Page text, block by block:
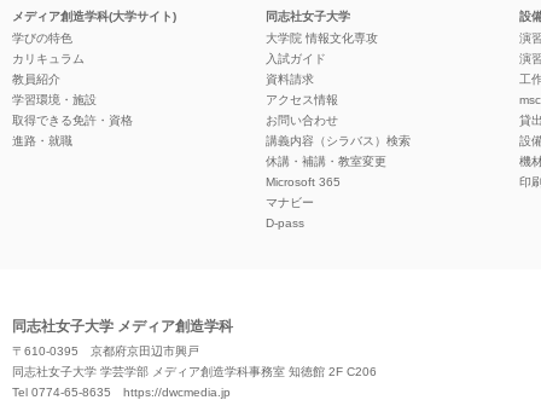
メディア創造学科(大学サイト)
学びの特色
カリキュラム
教員紹介
学習環境・施設
取得できる免許・資格
進路・就職
同志社女子大学
大学院 情報文化専攻
入試ガイド
資料請求
アクセス情報
お問い合わせ
講義内容（シラバス）検索
休講・補講・教室変更
Microsoft 365
マナビー
D-pass
設
演
演
工
貸
設
機
印
同志社女子大学 メディア創造学科
〒610-0395 京都府京田辺市興戸
同志社女子大学 学芸学部 メディア創造学科事務室 知徳館 2F C206
Tel 0774-65-8635 https://dwcmedia.jp